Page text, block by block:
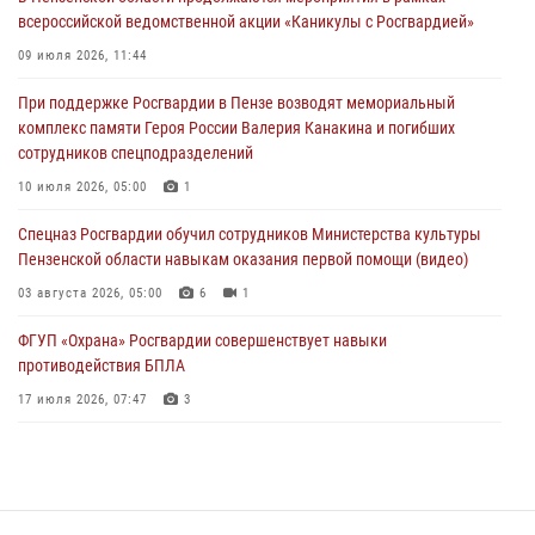
1
В Пензе сотрудники Росгвардии задержали мужчину, который
дома
03 августа 2026, 05:59
Росгвардейцы Пензенской области отмечают 35-летие дежурной
03 августа 2026, 05:15
всероссийской ведомственной акции «Каникулы с Росгвардией»
09 июля 2026, 11:44
При поддержке Росгвардии в Пензе возводят мемориальный
комплекс памяти Героя России Валерия Канакина и погибших
сотрудников спецподразделений
10 июля 2026, 05:00 1
Спецназ Росгвардии обучил сотрудников Министерства культуры
Пензенской области навыкам оказания первой помощи (видео)
03 августа 2026, 05:00 6 1
ФГУП «Охрана» Росгвардии совершенствует навыки
противодействия БПЛА
17 июля 2026, 07:47 3